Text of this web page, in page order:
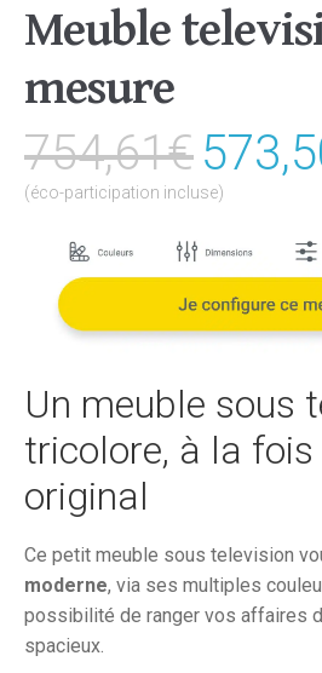
Meuble
mesure
754,61€Le
prix
initial
était :
(éco-participation incluse)
Un meuble sous
tricolore, à la
original
Ce petit meuble sous television
moderne, via ses multiples
possibilité de ranger vos affaires
spacieux.